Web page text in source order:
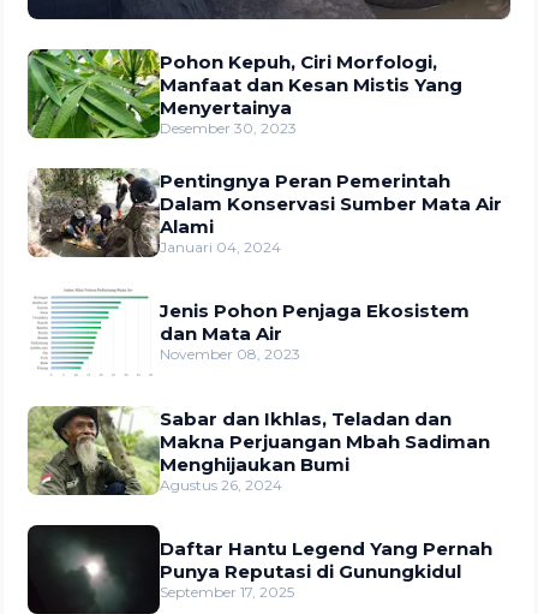
Pohon Kepuh, Ciri Morfologi,
Manfaat dan Kesan Mistis Yang
Menyertainya
Desember 30, 2023
Pentingnya Peran Pemerintah
Dalam Konservasi Sumber Mata Air
Alami
Januari 04, 2024
Jenis Pohon Penjaga Ekosistem
dan Mata Air
November 08, 2023
Sabar dan Ikhlas, Teladan dan
Makna Perjuangan Mbah Sadiman
Menghijaukan Bumi
Agustus 26, 2024
Daftar Hantu Legend Yang Pernah
Punya Reputasi di Gunungkidul
September 17, 2025